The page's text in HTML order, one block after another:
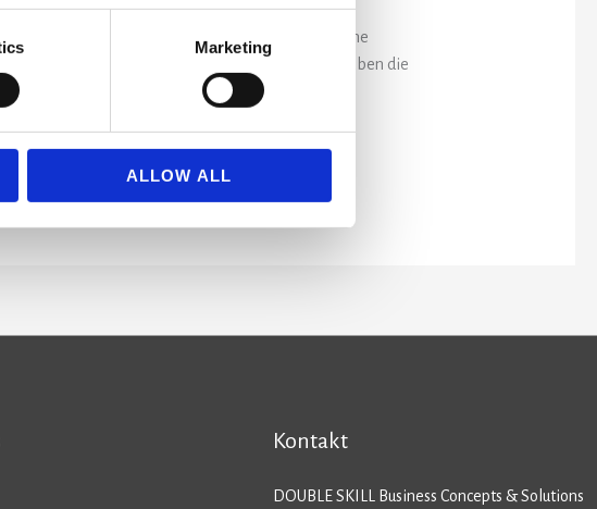
Marketing
ALLOW ALL
Woche in San Francisco statt. Eine sehr technische
Dinge haben uns wirklich beeindruckt. Wir haben die
Kontakt
DOUBLE SKILL Business Concepts & Solutions